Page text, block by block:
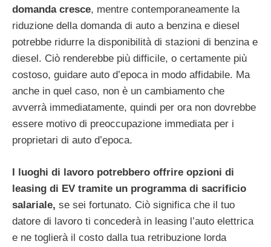
domanda cresce, mentre contemporaneamente la
riduzione della domanda di auto a benzina e diesel
potrebbe ridurre la disponibilità di stazioni di benzina e
diesel. Ciò renderebbe più difficile, o certamente più
costoso, guidare auto d’epoca in modo affidabile. Ma
anche in quel caso, non è un cambiamento che
avverrà immediatamente, quindi per ora non dovrebbe
essere motivo di preoccupazione immediata per i
proprietari di auto d’epoca.
I luoghi di lavoro potrebbero offrire opzioni di
leasing di EV tramite un programma di sacrificio
salariale, se sei fortunato. Ciò significa che il tuo
datore di lavoro ti concederà in leasing l’auto elettrica
e ne toglierà il costo dalla tua retribuzione lorda